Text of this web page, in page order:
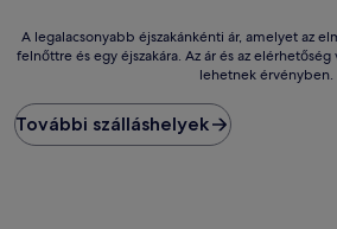
A
legalacsonyabb
ár,
amelyet
az
A legalacsonyabb éjszakánkénti ár, amelyet az
felnőttre és egy éjszakára. Az ár és az
lehetnek érvényben.
További szálláshelyek